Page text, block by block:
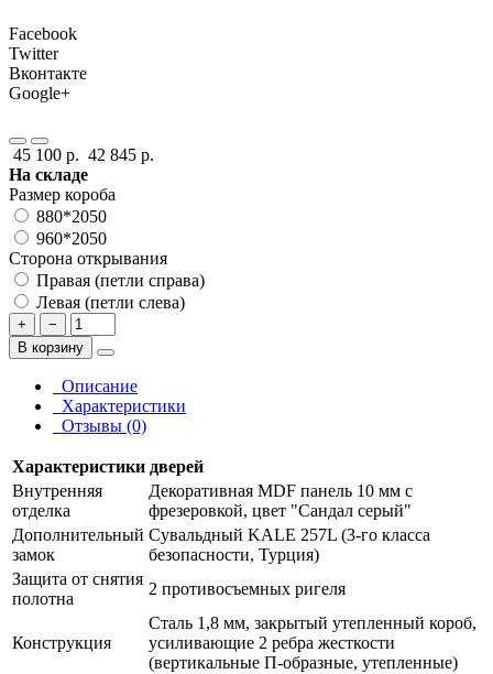
Facebook
Twitter
Вконтакте
Google+
45 100 р. 42 845 р.
На складе
Размер короба
880*2050
960*2050
Сторона открывания
Правая (петли справа)
Левая (петли слева)
+
−
В корзину
Описание
Характеристики
Отзывы (0)
Характеристики дверей
Внутренняя
отделка
Декоративная MDF панель 10 мм с
фрезеровкой, цвет "Сандал серый"
Дополнительный
замок
Сувальдный KALE 257L (3-го класса
безопасности, Турция)
Защита от снятия
полотна
2 противосъемных ригеля
Конструкция
Сталь 1,8 мм, закрытый утепленный короб,
усиливающие 2 ребра жесткости
(вертикальные П-образные, утепленные)